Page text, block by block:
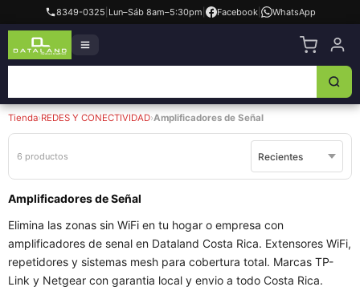
8349-0325 Lun–Sáb 8am–5:30pm Facebook| WhatsApp
Tienda›REDES Y CONECTIVIDAD›Amplificadores de Señal
6 productos
Amplificadores de Señal
Elimina las zonas sin WiFi en tu hogar o empresa con
amplificadores de senal en Dataland Costa Rica. Extensores WiFi,
repetidores y sistemas mesh para cobertura total. Marcas TP-
Link y Netgear con garantia local y envio a todo Costa Rica.